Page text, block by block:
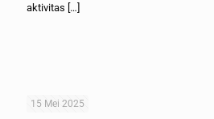
aktivitas […]
15 Mei 2025